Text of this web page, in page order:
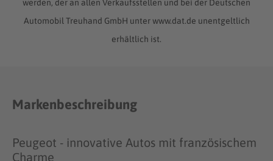
werden, der an allen Verkaufsstellen und bei der Deutschen
Automobil Treuhand GmbH unter www.dat.de unentgeltlich
erhältlich ist.
Markenbeschreibung
Peugeot - innovative Autos mit französischem
Charme